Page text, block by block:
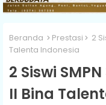
Beranda Prestasi
2
Talenta Indonesia
2 Siswi
II Bina